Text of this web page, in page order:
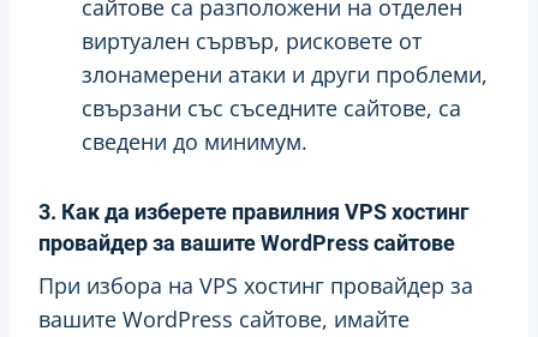
сайтове са разположени на отделен
виртуален сървър, рисковете от
злонамерени атаки и други проблеми,
свързани със съседните сайтове, са
сведени до минимум.
3. Как да изберете правилния VPS хостинг
провайдер за вашите WordPress сайтове
При избора на VPS хостинг провайдер за
вашите WordPress сайтове, имайте